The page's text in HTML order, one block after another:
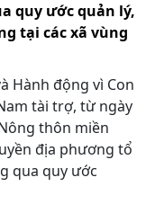
quy ước quản lý,
tại các xã vùng
Hành động vì Con
tài trợ, từ ngày
thôn miền
địa phương tổ
qua quy ước